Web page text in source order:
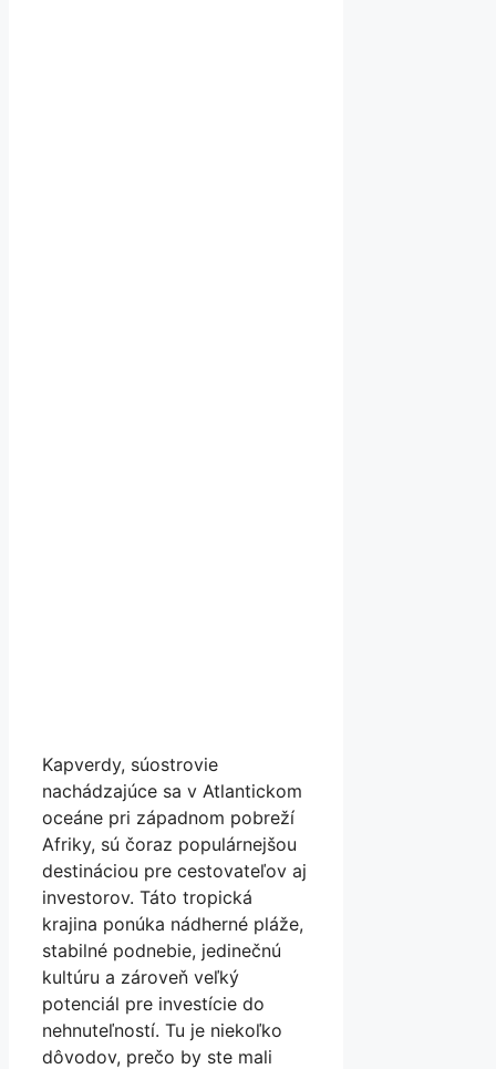
Kapverdy, súostrovie
nachádzajúce sa v Atlantickom
oceáne pri západnom pobreží
Afriky, sú čoraz populárnejšou
destináciou pre cestovateľov aj
investorov. Táto tropická
krajina ponúka nádherné pláže,
stabilné podnebie, jedinečnú
kultúru a zároveň veľký
potenciál pre investície do
nehnuteľností. Tu je niekoľko
dôvodov, prečo by ste mali